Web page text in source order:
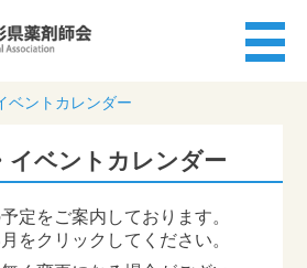
ベントカレンダー
イベントカレンダー
定をご案内しております。
をクリックしてください。